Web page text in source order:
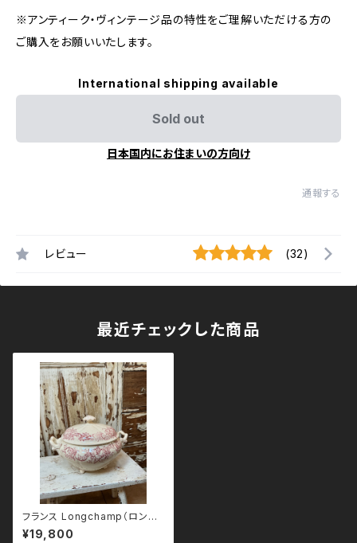
※アンティーク・ヴィンテージ品の特性をご理解いただける方の
ご購入をお願いいたします。
International shipping available
Sold out
日本国内にお住まいの方向け
通報する
レビュー (32)
最近チェックした商品
フランス Longchamp（ロンシ
ャン）HYGIENA スーピエール
蓋付き ヴィンテージ 赤絵
¥19,800